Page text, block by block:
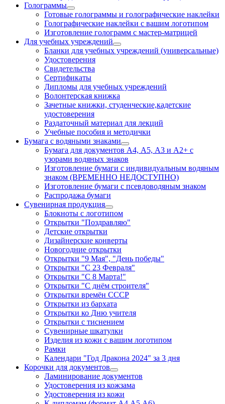
Голограммы
Готовые голограммы и голографические наклейки
Голографические наклейки с вашим логотипом
Изготовление голограмм с мастер-матрицей
Для учебных учреждений
Бланки для учебных учреждений (универсальные)
Удостоверения
Свидетельства
Сертификаты
Дипломы для учебных учреждений
Волонтерская книжка
Зачетные книжки, студенческие,кадетские
удостоверения
Раздаточный материал для лекций
Учебные пособия и методички
Бумага с водяными знаками
Бумага для документов А4, А5, А3 и А2+ с
узорами водяных знаков
Изготовление бумаги с индивидуальным водяным
знаком (ВРЕМЕННО НЕДОСТУПНО)
Изготовление бумаги с псевдоводяным знаком
Распродажа бумаги
Сувенирная продукция
Блокноты с логотипом
Открытки "Поздравляю"
Детские открытки
Дизайнерские конверты
Новогодние открытки
Открытки "9 Мая", "День победы"
Открытки "С 23 Февраля"
Открытки "С 8 Марта!"
Открытки "С днём строителя"
Открытки времён СССР
Открытки из бархата
Открытки ко Дню учителя
Открытки с тиснением
Сувенирные шкатулки
Изделия из кожи с вашим логотипом
Рамки
Календари "Год Дракона 2024" за 3 дня
Корочки для документов
Ламинирование документов
Удостоверения из кожзама
Удостоверения из кожи